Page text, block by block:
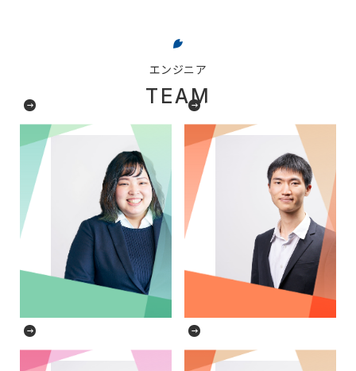
エンジニア
TEAMエンジニア歴5年目